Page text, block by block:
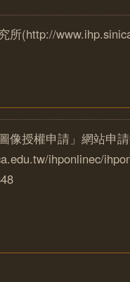
所(http://
像授權申請」網站申
ihponlinec/